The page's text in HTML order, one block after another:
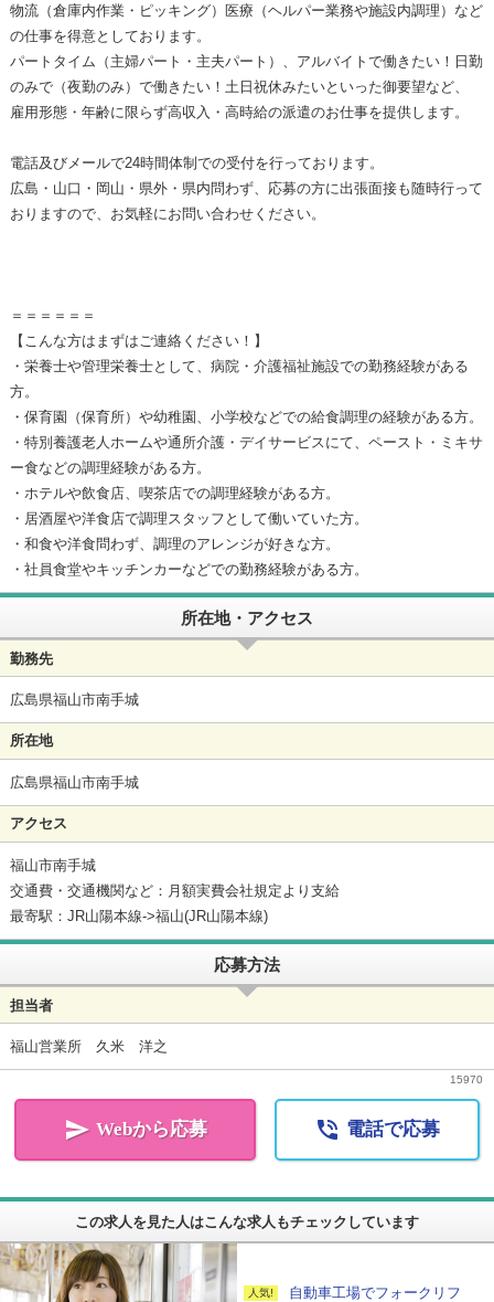
物流（倉庫内作業・ピッキング）医療（ヘルパー業務や施設内調理）など
の仕事を得意としております。
パートタイム（主婦パート・主夫パート）、アルバイトで働きたい！日勤
のみで（夜勤のみ）で働きたい！土日祝休みたいといった御要望など、
雇用形態・年齢に限らず高収入・高時給の派遣のお仕事を提供します。
電話及びメールで24時間体制での受付を行っております。
広島・山口・岡山・県外・県内問わず、応募の方に出張面接も随時行って
おりますので、お気軽にお問い合わせください。
＝＝＝＝＝＝
【こんな方はまずはご連絡ください！】
・栄養士や管理栄養士として、病院・介護福祉施設での勤務経験がある
方。
・保育園（保育所）や幼稚園、小学校などでの給食調理の経験がある方。
・特別養護老人ホームや通所介護・デイサービスにて、ペースト・ミキサ
ー食などの調理経験がある方。
・ホテルや飲食店、喫茶店での調理経験がある方。
・居酒屋や洋食店で調理スタッフとして働いていた方。
・和食や洋食問わず、調理のアレンジが好きな方。
・社員食堂やキッチンカーなどでの勤務経験がある方。
所在地・アクセス
勤務先
広島県福山市南手城
所在地
広島県福山市南手城
アクセス
福山市南手城
交通費・交通機関など：月額実費会社規定より支給
最寄駅：JR山陽本線->福山(JR山陽本線)
応募方法
担当者
福山営業所 久米 洋之
15970
 Webから応募  電話で応募
この求人を見た人はこんな求人もチェックしています
自動車工場でフォークリフ